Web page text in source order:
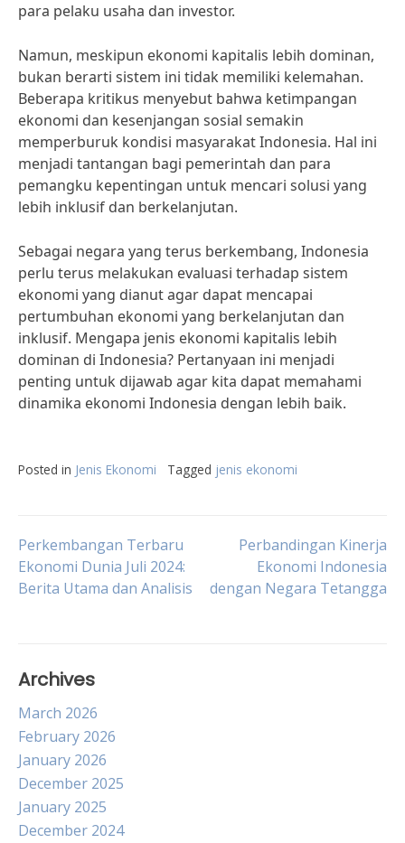
para pelaku usaha dan investor.
Namun, meskipun ekonomi kapitalis lebih dominan,
bukan berarti sistem ini tidak memiliki kelemahan.
Beberapa kritikus menyebut bahwa ketimpangan
ekonomi dan kesenjangan sosial semakin
memperburuk kondisi masyarakat Indonesia. Hal ini
menjadi tantangan bagi pemerintah dan para
pemangku kepentingan untuk mencari solusi yang
lebih inklusif dan berkelanjutan.
Sebagai negara yang terus berkembang, Indonesia
perlu terus melakukan evaluasi terhadap sistem
ekonomi yang dianut agar dapat mencapai
pertumbuhan ekonomi yang berkelanjutan dan
inklusif. Mengapa jenis ekonomi kapitalis lebih
dominan di Indonesia? Pertanyaan ini menjadi
penting untuk dijawab agar kita dapat memahami
dinamika ekonomi Indonesia dengan lebih baik.
Posted in Jenis Ekonomi Tagged jenis ekonomi
Post
navigation
Perkembangan Terbaru
Ekonomi Dunia Juli 2024:
Berita Utama dan Analisis
Perbandingan Kinerja
Ekonomi Indonesia
dengan Negara Tetangga
Archives
March 2026
February 2026
January 2026
December 2025
January 2025
December 2024